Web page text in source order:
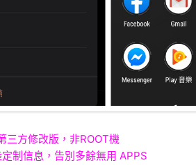
三方修改版，非ROOT機
制信息，告別多餘無用 APPS